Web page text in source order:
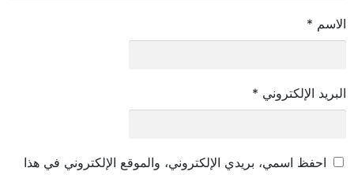
الاسم *
البريد الإلكتروني *
احفظ اسمي، بريدي الإلكتروني، والموقع الإلكتروني في هذا